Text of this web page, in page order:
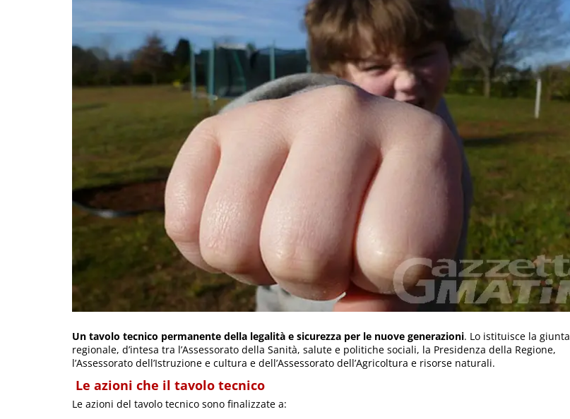
Un tavolo tecnico permanente della legalità e sicurezza per le nuove generazioni. Lo istituisce la giunta
regionale, d’intesa tra l’Assessorato della Sanità, salute e politiche sociali, la Presidenza della Regione,
l’Assessorato dell’Istruzione e cultura e dell’Assessorato dell’Agricoltura e risorse naturali.
Le azioni che il tavolo tecnico
Le azioni del tavolo tecnico sono finalizzate a: